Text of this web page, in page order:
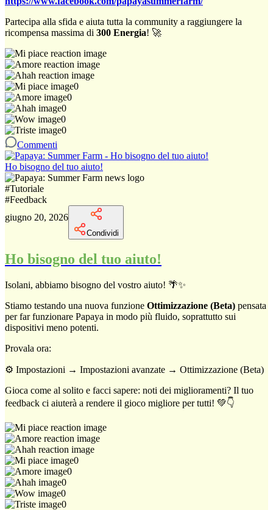
Partecipa alla sfida e aiuta tutta la community a raggiungere la
ricompensa massima di 300 Energia! 🚀
0
0
0
0
0
Commenti
Ho bisogno del tuo aiuto!
#Tutoriale
#Feedback
giugno 20, 2026
Condividi
Ho bisogno del tuo aiuto!
Isolani, abbiamo bisogno del vostro aiuto! 🌴✨
Stiamo testando una nuova funzione Ottimizzazione (Beta) pensata
per far funzionare Papaya in modo più fluido, soprattutto sui
dispositivi meno potenti.
Provala ora:
⚙️ Impostazioni → Impostazioni avanzate → Ottimizzazione (Beta)
Gioca come al solito e facci sapere: noti dei miglioramenti? Il tuo
feedback ci aiuterà a rendere il gioco migliore per tutti! 💚👇
0
0
0
0
0